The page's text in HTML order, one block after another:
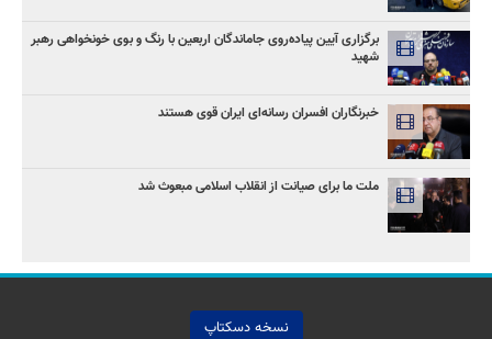
برگزاری آیین پیاده‌روی جاماندگان اربعین با رنگ و بوی خونخواهی رهبر
شهید
خبرنگاران افسران رسانه‌ای ایران قوی هستند
ملت ما برای صیانت از انقلاب اسلامی مبعوث شد
نسخه دسکتاپ